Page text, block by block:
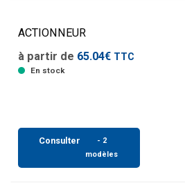
ACTIONNEUR
à partir de 65.04€ TTC
En stock
Consulter
- 2
modèles